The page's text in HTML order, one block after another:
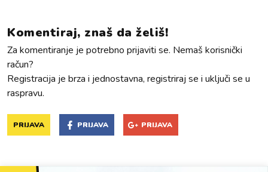
Komentiraj, znaš da želiš!
Za komentiranje je potrebno prijaviti se. Nemaš korisnički
račun?
Registracija je brza i jednostavna, registriraj se i uključi se u
raspravu.
PRIJAVA PRIJAVA PRIJAVA